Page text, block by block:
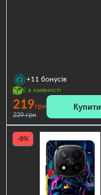
+11 бонусів
Є в наявності
219грн
239 грн
Купити
-8%